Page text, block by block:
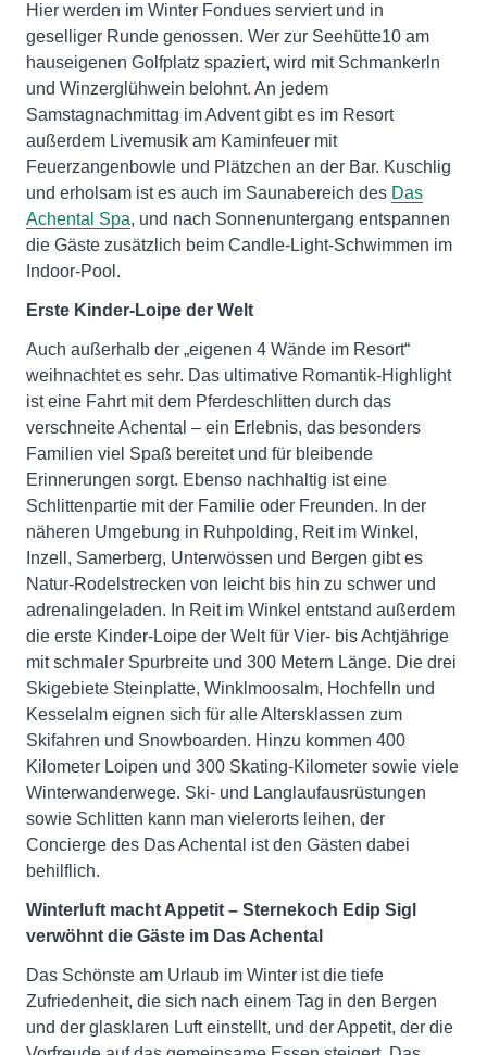
Hier werden im Winter Fondues serviert und in
geselliger Runde genossen. Wer zur Seehütte10 am
hauseigenen Golfplatz spaziert, wird mit Schmankerln
und Winzerglühwein belohnt. An jedem
Samstagnachmittag im Advent gibt es im Resort
außerdem Livemusik am Kaminfeuer mit
Feuerzangenbowle und Plätzchen an der Bar. Kuschlig
und erholsam ist es auch im Saunabereich des Das
Achental Spa, und nach Sonnenuntergang entspannen
die Gäste zusätzlich beim Candle-Light-Schwimmen im
Indoor-Pool.
Erste Kinder-Loipe der Welt
Auch außerhalb der „eigenen 4 Wände im Resort“
weihnachtet es sehr. Das ultimative Romantik-Highlight
ist eine Fahrt mit dem Pferdeschlitten durch das
verschneite Achental – ein Erlebnis, das besonders
Familien viel Spaß bereitet und für bleibende
Erinnerungen sorgt. Ebenso nachhaltig ist eine
Schlittenpartie mit der Familie oder Freunden. In der
näheren Umgebung in Ruhpolding, Reit im Winkel,
Inzell, Samerberg, Unterwössen und Bergen gibt es
Natur-Rodelstrecken von leicht bis hin zu schwer und
adrenalingeladen. In Reit im Winkel entstand außerdem
die erste Kinder-Loipe der Welt für Vier- bis Achtjährige
mit schmaler Spurbreite und 300 Metern Länge. Die drei
Skigebiete Steinplatte, Winklmoosalm, Hochfelln und
Kesselalm eignen sich für alle Altersklassen zum
Skifahren und Snowboarden. Hinzu kommen 400
Kilometer Loipen und 300 Skating-Kilometer sowie viele
Winterwanderwege. Ski- und Langlaufausrüstungen
sowie Schlitten kann man vielerorts leihen, der
Concierge des Das Achental ist den Gästen dabei
behilflich.
Winterluft macht Appetit – Sternekoch Edip Sigl
verwöhnt die Gäste im Das Achental
Das Schönste am Urlaub im Winter ist die tiefe
Zufriedenheit, die sich nach einem Tag in den Bergen
und der glasklaren Luft einstellt, und der Appetit, der die